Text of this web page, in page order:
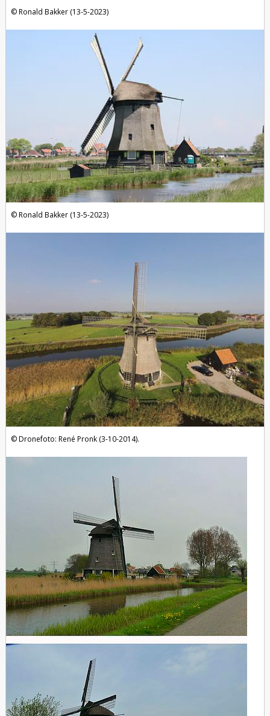
Ronald Bakker (13-5-2023)
Ronald Bakker (13-5-2023)
Dronefoto: René Pronk (3-10-2014).